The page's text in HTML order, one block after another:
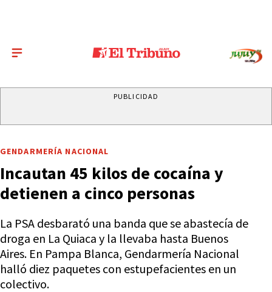
PUBLICIDAD
GENDARMERÍA NACIONAL
Incautan 45 kilos de cocaína y
detienen a cinco personas
La PSA desbarató una banda que se abastecía de
droga en La Quiaca y la llevaba hasta Buenos
Aires. En Pampa Blanca, Gendarmería Nacional
halló diez paquetes con estupefacientes en un
colectivo.